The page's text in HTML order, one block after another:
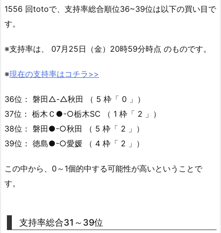
1556 回totoで、支持率総合順位36~39位は以下の買い目で
す。
※支持率は、 07月25日（金）20時59分時点 のものです。
※現在の支持率はコチラ>>
36位： 磐田△-△秋田 （ 5 枠「 0 」）
37位： 栃木Ｃ●-○栃木SC （ 1 枠「 2 」）
38位： 磐田●-○秋田 （ 5 枠「 2 」）
39位： 徳島●-○愛媛 （ 4 枠「 2 」）
この中から、0～1個的中する可能性が高いということで
す。
支持率総合31～39位